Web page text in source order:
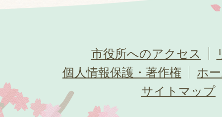
市役所へのアクセス
個人情報保護・著作権
ホ
サイトマップ